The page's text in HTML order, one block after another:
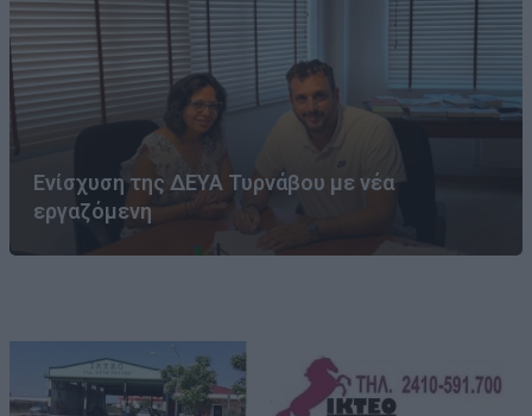
Ενίσχυση της ΔΕΥΑ Τυρνάβου με νέα
εργαζόμενη